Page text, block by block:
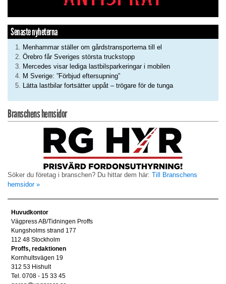
Senaste nyheterna
Menhammar ställer om gårdstransporterna till el
Örebro får Sveriges största truckstopp
Mercedes visar lediga lastbilsparkeringar i mobilen
M Sverige: ”Förbjud eftersupning”
Lätta lastbilar fortsätter uppåt – trögare för de tunga
Branschens hemsidor
Söker du företag i branschen? Du hittar dem här: Till Branschens
hemsidor »
Huvudkontor
Vägpress AB/Tidningen Proffs
Kungsholms strand 177
112 48 Stockholm
Proffs, redaktionen
Kornhultsvägen 19
312 53 Hishult
Tel. 0708 - 15 33 45